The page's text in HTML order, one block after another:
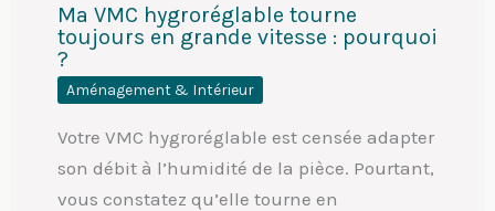
Ma VMC hygroréglable tourne
toujours en grande vitesse : pourquoi
?
Aménagement & Intérieur
Votre VMC hygroréglable est censée adapter
son débit à l’humidité de la pièce. Pourtant,
vous constatez qu’elle tourne en